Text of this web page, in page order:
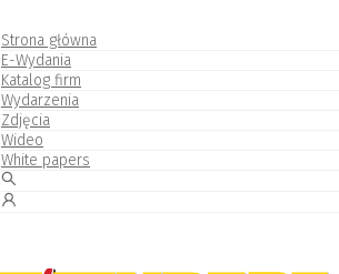
Strona główna
E-Wydania
Katalog firm
Wydarzenia
Zdjęcia
Wideo
White papers